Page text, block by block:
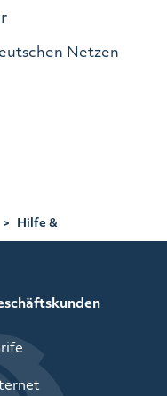
Netzen
> Hilfe &